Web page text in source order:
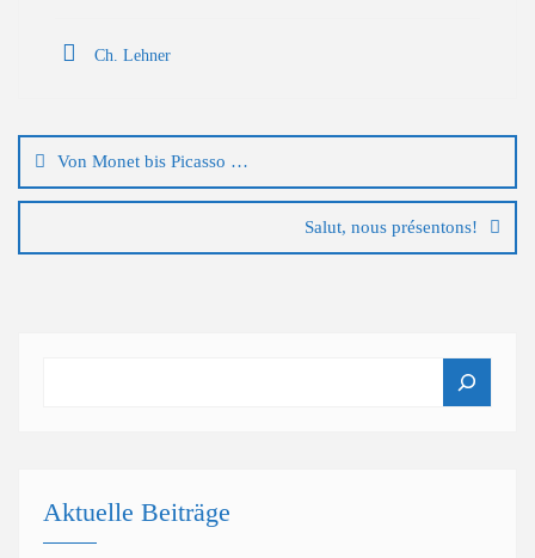
Ch. Lehner
Von Monet bis Picasso …
Salut, nous présentons!
Aktuelle Beiträge